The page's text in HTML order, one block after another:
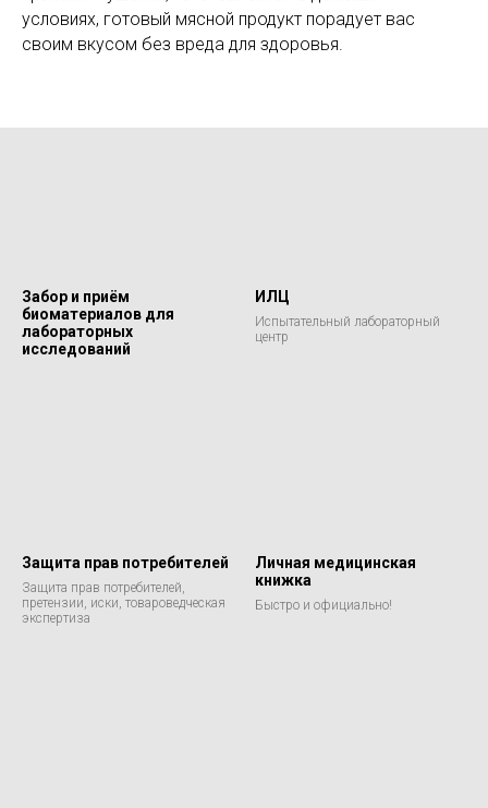
условиях, готовый мясной продукт порадует вас
своим вкусом без вреда для здоровья.
Забор и приём
биоматериалов для
лабораторных
исследований
ИЛЦ
Испытательный лабораторный
центр
Защита прав потребителей
Защита прав потребителей,
претензии, иски, товароведческая
экспертиза
Личная медицинская
книжка
Быстро и официально!